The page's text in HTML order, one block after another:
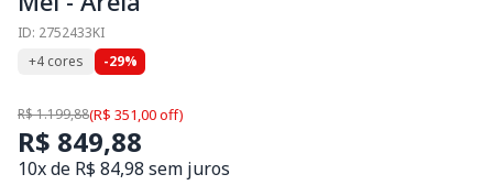
ID: 2752433KI
+4 cores
-29%
R$ 1.199,88(R$ 351,00 off)
R$ 849,88
10x de R$ 84,98 sem juros